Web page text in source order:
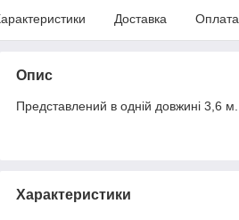
Доставка Оплата
Опис
Представлений в одній довжині 3,6 м.
Характеристики